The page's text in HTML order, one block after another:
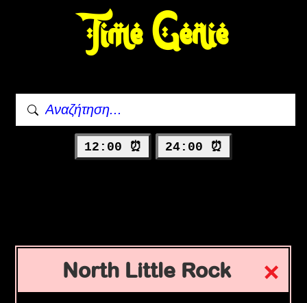
Time Genie
12:00 ⏰ 24:00 ⏰
North Little Rock